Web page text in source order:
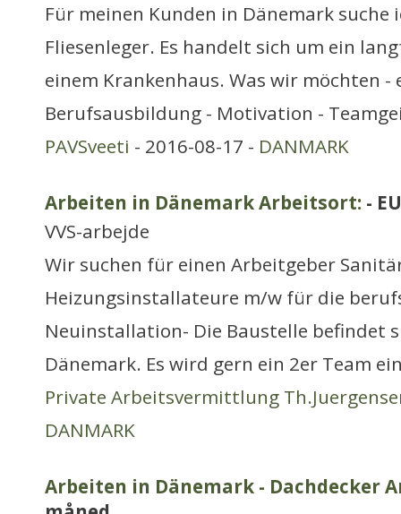
Für meinen Kunden in Dänemark suche
Fliesenleger. Es handelt sich um ein
einem Krankenhaus. Was wir möchten -
Berufsausbildung - Motivation -
PAVSveeti - 2016-08-17 - DANMARK
Arbeiten in Dänemark Arbeitsort: -
VVS-arbejde
Wir suchen für einen Arbeitgeber
Heizungsinstallateure m/w für die
Neuinstallation- Die Baustelle befindet
Dänemark. Es wird gern ein 2er Team
Private Arbeitsvermittlung
DANMARK
Arbeiten in Dänemark - Dachdecker